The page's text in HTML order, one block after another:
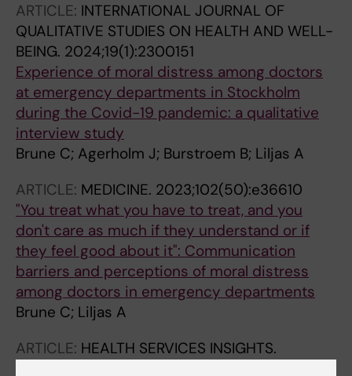
ARTICLE: INTERNATIONAL JOURNAL OF
QUALITATIVE STUDIES ON HEALTH AND WELL-
BEING. 2024;19(1):2300151
Experience of moral distress among doctors
at emergency departments in Stockholm
during the Covid-19 pandemic: a qualitative
interview study
Brune C; Agerholm J; Burstroem B; Liljas A
ARTICLE: MEDICINE. 2023;102(50):e36610
"You treat what you have to treat, and you
don't care as much if they understand or if
they feel good about it": Communication
barriers and perceptions of moral distress
among doctors in emergency departments
Brune C; Liljas A
ARTICLE: HEALTH SERVICES INSIGHTS.